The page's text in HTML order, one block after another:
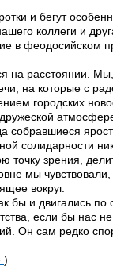
и бегут
коллеги и
в феодосийском
на расстоянии.
на которые с
городских
собравшиеся
солидарности
точку зрения,
мы
вокруг.
бы и двигались по
если бы нас
Он сам редко
)